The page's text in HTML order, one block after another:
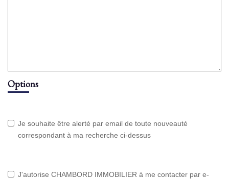
Options
Je souhaite être alerté par email de toute nouveauté
correspondant à ma recherche ci-dessus
J'autorise CHAMBORD IMMOBILIER à me contacter par e-